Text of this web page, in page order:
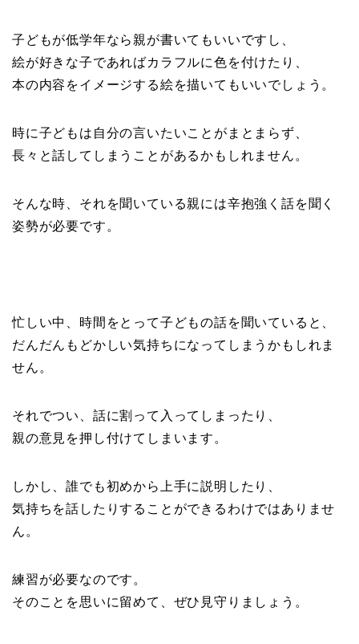
子どもが低学年なら親が書いてもいいですし、
絵が好きな子であればカラフルに色を付けたり、
本の内容をイメージする絵を描いてもいいでしょう。
時に子どもは自分の言いたいことがまとまらず、
長々と話してしまうことがあるかもしれません。
そんな時、それを聞いている親には辛抱強く話を聞く
姿勢が必要です。
忙しい中、時間をとって子どもの話を聞いていると、
だんだんもどかしい気持ちになってしまうかもしれま
せん。
それでつい、話に割って入ってしまったり、
親の意見を押し付けてしまいます。
しかし、誰でも初めから上手に説明したり、
気持ちを話したりすることができるわけではありませ
ん。
練習が必要なのです。
そのことを思いに留めて、ぜひ見守りましょう。